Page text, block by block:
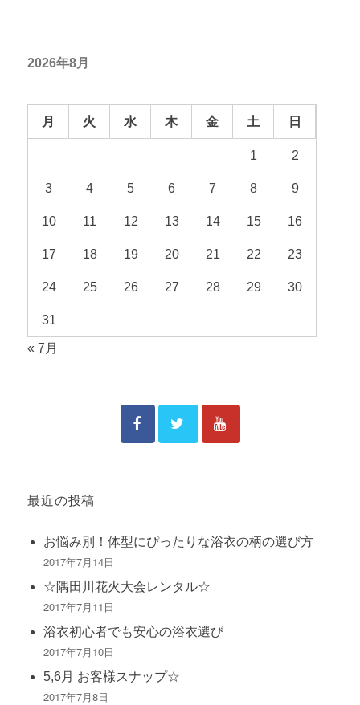
2026年8月
月 火 水 木 金 土 日
1 2
3 4 5 6 7 8 9
10 11 12 13 14 15 16
17 18 19 20 21 22 23
24 25 26 27 28 29 30
31
« 7月
最近の投稿
お悩み別！体型にぴったりな浴衣の柄の選び方
2017年7月14日
☆隅田川花火大会レンタル☆
2017年7月11日
浴衣初心者でも安心の浴衣選び
2017年7月10日
5,6月 お客様スナップ☆
2017年7月8日